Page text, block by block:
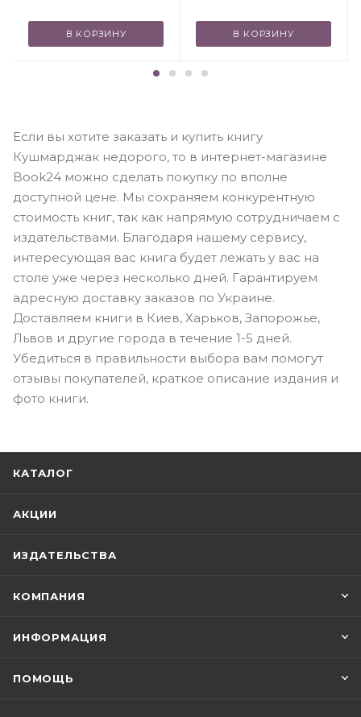
В КОРЗИНУ В КОРЗИНУ
Если вы хотите заказать и купить книгу
Кушмарджак недорого, то в интернет-магазине
Book24 можно сделать покупку по вполне
доступной цене. Мы сохраняем конкурентную
стоимость книг, так как напрямую сотрудничаем с
издательствами. Благодаря нашему сервису,
интересующая вас книга будет лежать у вас на
столе уже через несколько дней. Гарантируем
адресную доставку заказов по Украине.
Доставляем книги в Киев, Харьков, Запорожье,
Львов и другие города в течение 1-5 дней.
Убедиться в правильности выбора вам помогут
отзывы покупателей, краткое описание издания и
фото книги.
КАТАЛОГ
АКЦИИ
ИЗДАТЕЛЬСТВА
КОМПАНИЯ
ИНФОРМАЦИЯ
ПОМОЩЬ